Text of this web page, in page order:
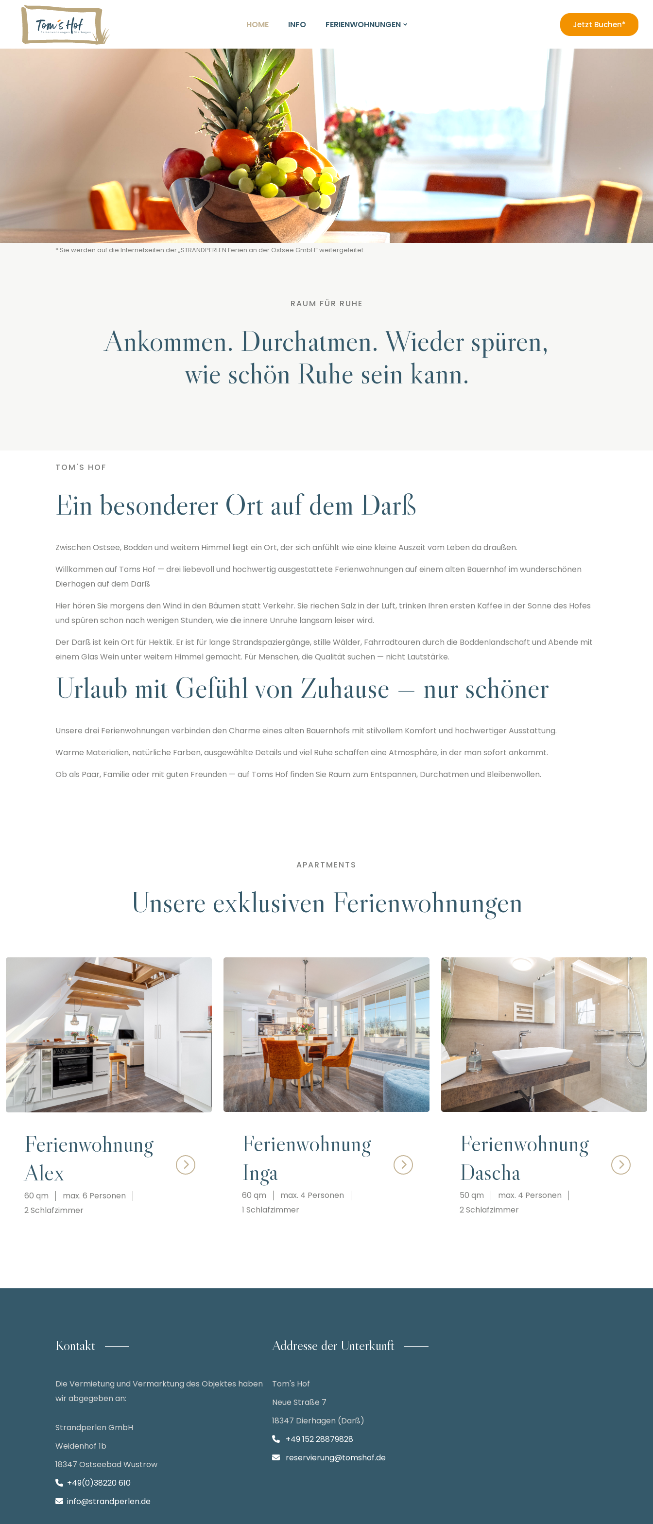
HOME INFO FERIENWOHNUNGEN Jetzt Buchen*
* Sie werden auf die Internetseiten der „STRANDPERLEN Ferien an der Ostsee GmbH“ weitergeleitet.
RAUM FÜR RUHE
Ankommen. Durchatmen. Wieder spüren,
wie schön Ruhe sein kann.
TOM'S HOF
Ein besonderer Ort auf dem Darß
Zwischen Ostsee, Bodden und weitem Himmel liegt ein Ort, der sich anfühlt wie eine kleine Auszeit vom Leben da draußen.
Willkommen auf Toms Hof — drei liebevoll und hochwertig ausgestattete Ferienwohnungen auf einem alten Bauernhof im wunderschönen
Dierhagen auf dem Darß
Hier hören Sie morgens den Wind in den Bäumen statt Verkehr. Sie riechen Salz in der Luft, trinken Ihren ersten Kaffee in der Sonne des Hofes
und spüren schon nach wenigen Stunden, wie die innere Unruhe langsam leiser wird.
Der Darß ist kein Ort für Hektik. Er ist für lange Strandspaziergänge, stille Wälder, Fahrradtouren durch die Boddenlandschaft und Abende mit
einem Glas Wein unter weitem Himmel gemacht. Für Menschen, die Qualität suchen — nicht Lautstärke.
Urlaub mit Gefühl von Zuhause — nur schöner
Unsere drei Ferienwohnungen verbinden den Charme eines alten Bauernhofs mit stilvollem Komfort und hochwertiger Ausstattung.
Warme Materialien, natürliche Farben, ausgewählte Details und viel Ruhe schaffen eine Atmosphäre, in der man sofort ankommt.
Ob als Paar, Familie oder mit guten Freunden — auf Toms Hof finden Sie Raum zum Entspannen, Durchatmen und Bleibenwollen.
APARTMENTS
Unsere exklusiven Ferienwohnungen
Ferienwohnung
Alex
60 qm
max. 6 Personen
2 Schlafzimmer
Ferienwohnung
Inga
60 qm
max. 4 Personen
1 Schlafzimmer
Ferienwohnung
Dascha
50 qm
max. 4 Personen
2 Schlafzimmer
Kontakt
Die Vermietung und Vermarktung des Objektes haben
wir abgegeben an:
Strandperlen GmbH
Weidenhof 1b
18347 Ostseebad Wustrow
+49(0)38220 610
info@strandperlen.de
Addresse der Unterkunft
Tom's Hof
Neue Straße 7
18347 Dierhagen (Darß)
+49 152 28879828
reservierung@tomshof.de